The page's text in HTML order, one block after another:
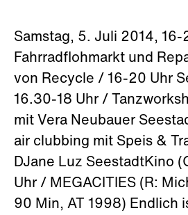
Samstag, 5. Juli 2014, 16-
Fahrradflohmarkt und
von Recycle / 16-20 Uhr
16.30-18 Uhr /
mit Vera Neubauer
air clubbing mit Speis &
DJane Luz SeestadtKino
Uhr / MEGACITIES (R:
90 Min, AT 1998) Endlich